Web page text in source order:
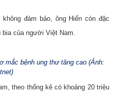
đảm bảo, ông Hiển còn đặc
của người Việt Nam.
mắc bệnh ung thư tăng cao (Ảnh:
theo thống kê có khoảng 20 triệu